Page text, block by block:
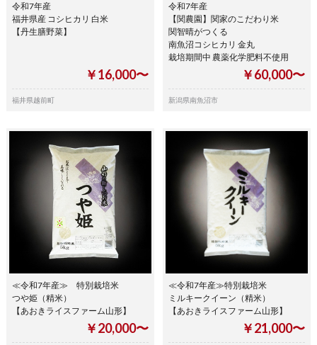
令和7年産
福井県産 コシヒカリ 白米
【丹生膳野菜】
￥16,000〜
福井県越前町
令和7年産
【関農園】関家のこだわり米
関智晴がつくる
南魚沼コシヒカリ 金丸
栽培期間中 農薬化学肥料不使用
￥60,000〜
新潟県南魚沼市
≪令和7年産≫ 特別栽培米
つや姫（精米）
【あおきライスファーム山形】
￥20,000〜
≪令和7年産≫特別栽培米
ミルキークイーン（精米）
【あおきライスファーム山形】
￥21,000〜